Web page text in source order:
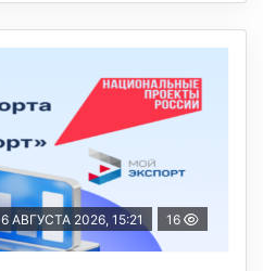
6 АВГУСТА 2026, 15:21 16